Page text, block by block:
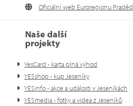
Oficiální web Euroregionu Praděd
Naše další
projekty
YesCard - karta plná výhod
YESshop - kup Jeseníky
YESinfo - akce a události v Jeseníkách
YESmedia - fotky a videa z Jeseníků